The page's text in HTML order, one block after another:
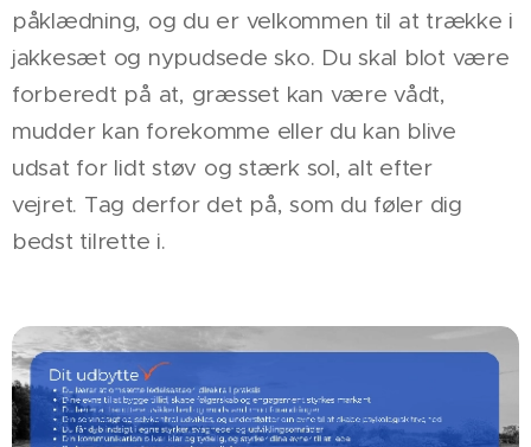
påklædning, og du er velkommen til at trække i
jakkesæt og nypudsede sko. Du skal blot være
forberedt på at, græsset kan være vådt,
mudder kan forekomme eller du kan blive
udsat for lidt støv og stærk sol, alt efter
vejret. Tag derfor det på, som du føler dig
bedst tilrette i.